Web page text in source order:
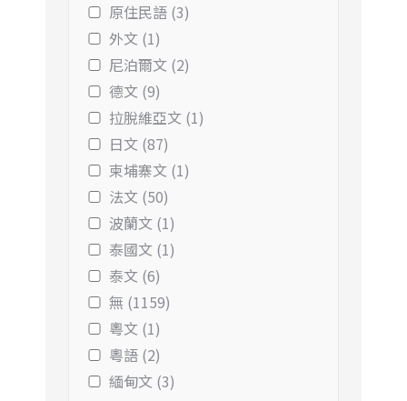
原住民語 (3)
外文 (1)
尼泊爾文 (2)
德文 (9)
拉脫維亞文 (1)
日文 (87)
柬埔寨文 (1)
法文 (50)
波蘭文 (1)
泰國文 (1)
泰文 (6)
無 (1159)
粵文 (1)
粵語 (2)
緬甸文 (3)